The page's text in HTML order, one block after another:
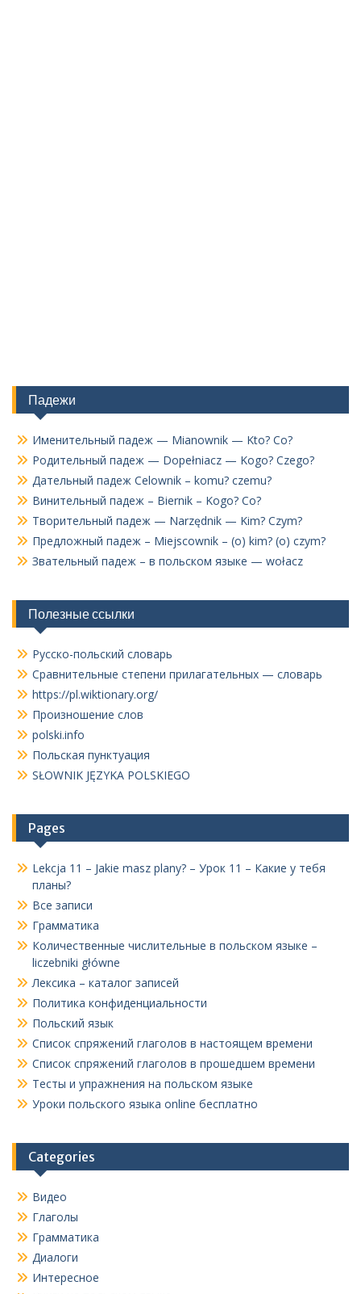
Падежи
Именительный падеж — Mianownik — Kto? Co?
Родительный падеж — Dopełniacz — Kogo? Czego?
Дательный падеж Celownik – komu? czemu?
Винительный падеж – Biernik – Kogo? Co?
Творительный падеж — Narzędnik — Kim? Czym?
Предложный падеж – Miejscownik – (o) kim? (o) czym?
Звательный падеж – в польском языке — wołacz
Полезные ссылки
Русско-польский словарь
Сравнительные степени прилагательных — словарь
https://pl.wiktionary.org/
Произношение слов
polski.info
Польская пунктуация
SŁOWNIK JĘZYKA POLSKIEGO
Pages
Lekcja 11 – Jakie masz plany? – Урок 11 – Какие у тебя
планы?
Все записи
Грамматика
Количественные числительные в польском языке –
liczebniki główne
Лексика – каталог записей
Политика конфиденциальности
Польский язык
Список спряжений глаголов в настоящем времени
Список спряжений глаголов в прошедшем времени
Тесты и упражнения на польском языке
Уроки польского языка online бесплатно
Categories
Видео
Глаголы
Грамматика
Диалоги
Интересное